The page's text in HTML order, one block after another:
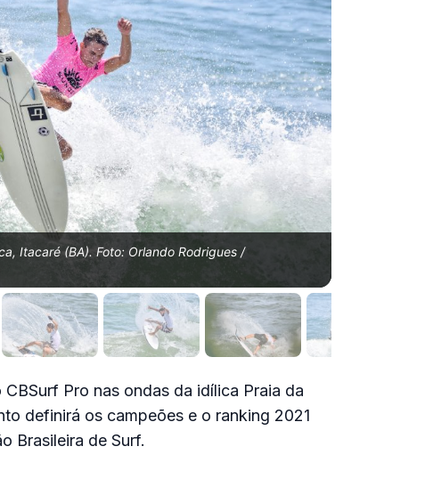
Itacaré (BA). Foto: Orlando Rodrigues /
Pro nas ondas da idílica Praia da
definirá os campeões e o ranking 2021
Brasileira de Surf.